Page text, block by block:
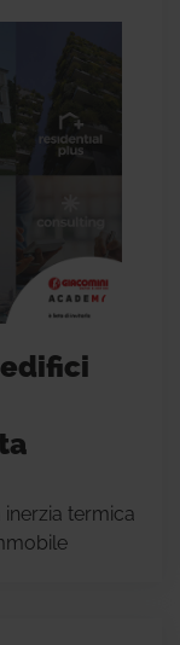
termica